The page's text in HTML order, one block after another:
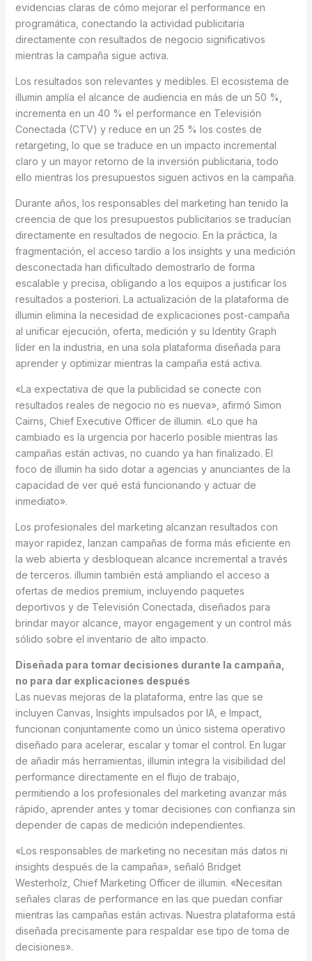
evidencias claras de cómo mejorar el performance en
programática, conectando la actividad publicitaria
directamente con resultados de negocio significativos
mientras la campaña sigue activa.
Los resultados son relevantes y medibles. El ecosistema de
illumin amplía el alcance de audiencia en más de un 50 %,
incrementa en un 40 % el performance en Televisión
Conectada (CTV) y reduce en un 25 % los costes de
retargeting, lo que se traduce en un impacto incremental
claro y un mayor retorno de la inversión publicitaria, todo
ello mientras los presupuestos siguen activos en la campaña.
Durante años, los responsables del marketing han tenido la
creencia de que los presupuestos publicitarios se traducían
directamente en resultados de negocio. En la práctica, la
fragmentación, el acceso tardío a los insights y una medición
desconectada han dificultado demostrarlo de forma
escalable y precisa, obligando a los equipos a justificar los
resultados a posteriori. La actualización de la plataforma de
illumin elimina la necesidad de explicaciones post-campaña
al unificar ejecución, oferta, medición y su Identity Graph
líder en la industria, en una sola plataforma diseñada para
aprender y optimizar mientras la campaña está activa.
«La expectativa de que la publicidad se conecte con
resultados reales de negocio no es nueva», afirmó Simon
Cairns, Chief Executive Officer de illumin. «Lo que ha
cambiado es la urgencia por hacerlo posible mientras las
campañas están activas, no cuando ya han finalizado. El
foco de illumin ha sido dotar a agencias y anunciantes de la
capacidad de ver qué está funcionando y actuar de
inmediato».
Los profesionales del marketing alcanzan resultados con
mayor rapidez, lanzan campañas de forma más eficiente en
la web abierta y desbloquean alcance incremental a través
de terceros. illumin también está ampliando el acceso a
ofertas de medios premium, incluyendo paquetes
deportivos y de Televisión Conectada, diseñados para
brindar mayor alcance, mayor engagement y un control más
sólido sobre el inventario de alto impacto.
Diseñada para tomar decisiones durante la campaña,
no para dar explicaciones después
Las nuevas mejoras de la plataforma, entre las que se
incluyen Canvas, Insights impulsados por IA, e Impact,
funcionan conjuntamente como un único sistema operativo
diseñado para acelerar, escalar y tomar el control. En lugar
de añadir más herramientas, illumin integra la visibilidad del
performance directamente en el flujo de trabajo,
permitiendo a los profesionales del marketing avanzar más
rápido, aprender antes y tomar decisiones con confianza sin
depender de capas de medición independientes.
«Los responsables de marketing no necesitan más datos ni
insights después de la campaña», señaló Bridget
Westerholz, Chief Marketing Officer de illumin. «Necesitan
señales claras de performance en las que puedan confiar
mientras las campañas están activas. Nuestra plataforma está
diseñada precisamente para respaldar ese tipo de toma de
decisiones».